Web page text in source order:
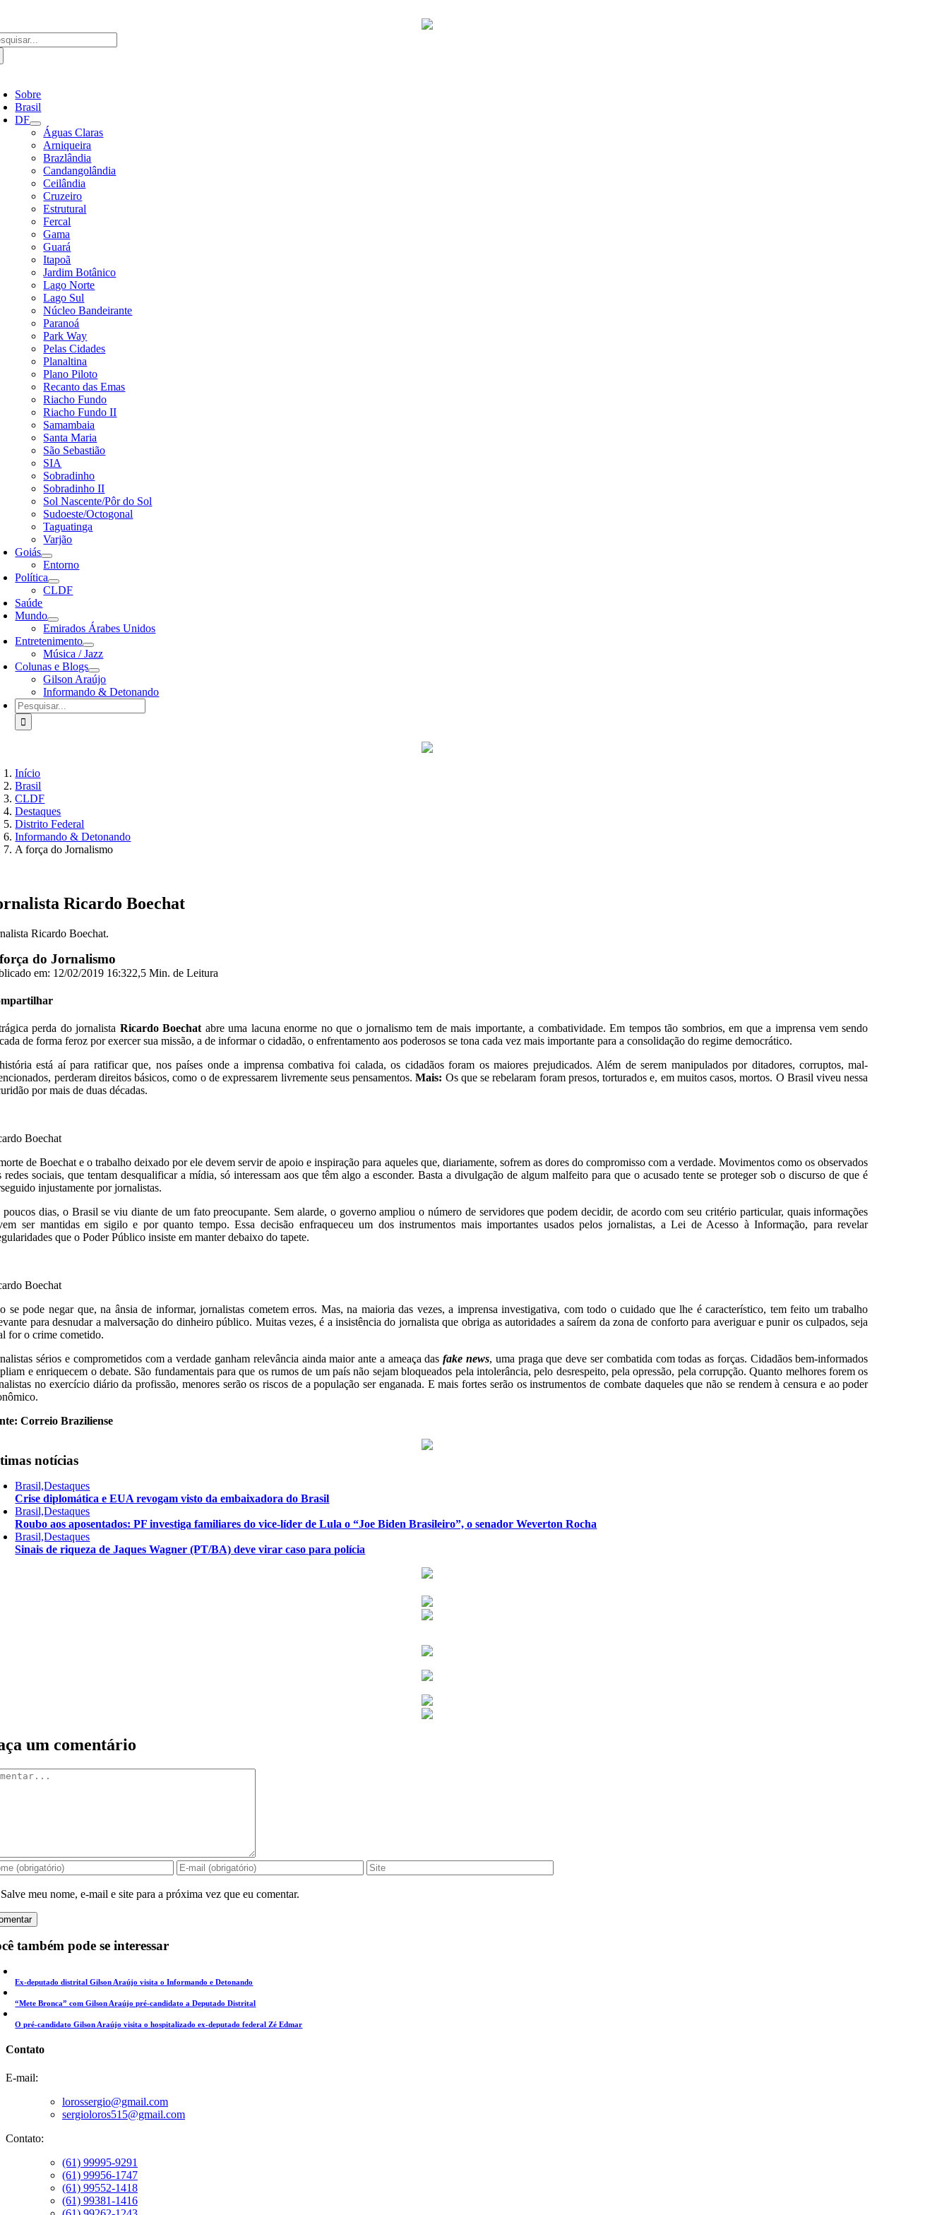
o
conteúdo
Sobre
Brasil
DF
Águas Claras
Arniqueira
Brazlândia
Candangolândia
Ceilândia
Cruzeiro
Estrutural
Fercal
Gama
Guará
Itapoã
Jardim Botânico
Lago Norte
Lago Sul
Núcleo Bandeirante
Paranoá
Park Way
Pelas Cidades
Planaltina
Plano Piloto
Recanto das Emas
Riacho Fundo
Riacho Fundo II
Samambaia
Santa Maria
São Sebastião
SIA
Sobradinho
Sobradinho II
Sol Nascente/Pôr do Sol
Sudoeste/Octogonal
Taguatinga
Varjão
Goiás
Entorno
Política
CLDF
Saúde
Mundo
Emirados Árabes Unidos
Entretenimento
Música / Jazz
Colunas e Blogs
Gilson Araújo
Informando & Detonando
Buscar
resultados
para:
Início
Brasil
CLDF
Destaques
Distrito Federal
Informando & Detonando
A força do Jornalismo
Ricardo Boechat
Ricardo Boechat.
do Jornalismo
em: 12/02/2019 16:322,5 Min. de Leitura
perda do jornalista Ricardo Boechat abre uma lacuna enorme no que o jornalismo tem de mais importante, a combatividade. Em tempos tão sombrios, em que a imprensa vem sendo
de forma feroz por exercer sua missão, a de informar o cidadão, o enfrentamento aos poderosos se tona cada vez mais importante para a consolidação do regime democrático.
está aí para ratificar que, nos países onde a imprensa combativa foi calada, os cidadãos foram os maiores prejudicados. Além de serem manipulados por ditadores, corruptos, mal-
perderam direitos básicos, como o de expressarem livremente seus pensamentos.Mais: Os que se rebelaram foram presos, torturados e, em muitos casos, mortos. O Brasil viveu nessa
por mais de duas décadas.
Boechat
de Boechat e o trabalho deixado por ele devem servir de apoio e inspiração para aqueles que, diariamente, sofrem as dores do compromisso com a verdade. Movimentos como os observados
redes sociais, que tentam desqualificar a mídia, só interessam aos que têm algo a esconder. Basta a divulgação de algum malfeito para que o acusado tente se proteger sob o discurso de que é
injustamente por jornalistas.
poucos dias, o Brasil se viu diante de um fato preocupante. Sem alarde, o governo ampliou o número de servidores que podem decidir, de acordo com seu critério particular, quais informações
ser mantidas em sigilo e por quanto tempo. Essa decisão enfraqueceu um dos instrumentos mais importantes usados pelos jornalistas, a Lei de Acesso à Informação, para revelar
que o Poder Público insiste em manter debaixo do tapete.
Boechat
se pode negar que, na ânsia de informar, jornalistas cometem erros. Mas, na maioria das vezes, a imprensa investigativa, com todo o cuidado que lhe é característico, tem feito um trabalho
para desnudar a malversação do dinheiro público. Muitas vezes, é a insistência do jornalista que obriga as autoridades a saírem da zona de conforto para averiguar e punir os culpados, seja
for o crime cometido.
sérios e comprometidos com a verdade ganham relevância ainda maior ante a ameaça dasfake news, uma praga que deve ser combatida com todas as forças. Cidadãos bem-informados
e enriquecem o debate. São fundamentais para que os rumos de um país não sejam bloqueados pela intolerância, pelo desrespeito, pela opressão, pela corrupção. Quanto melhores forem os
no exercício diário da profissão, menores serão os riscos de a população ser enganada. E mais fortes serão os instrumentos de combate daqueles que não se rendem à censura e ao poder
Correio Braziliense
notícias
Brasil,Destaques
Crise diplomática e EUA revogam visto da embaixadora do Brasil
Brasil,Destaques
Roubo aos aposentados: PF investiga familiares do vice-líder de Lula o “Joe Biden Brasileiro”, o senador Weverton Rocha
Brasil,Destaques
Sinais de riqueza de Jaques Wagner (PT/BA) deve virar caso para polícia
um comentário
Salve meu nome, e-mail e site para a próxima vez que eu comentar.
também pode se interessar
Ex-deputado distrital Gilson Araújo visita o Informando e Detonando
“Mete Bronca” com Gilson Araújo pré-candidato a Deputado Distrital
O pré-candidato Gilson Araújo visita o hospitalizado ex-deputado federal Zé Edmar
Contato
E-mail:
lorossergio@gmail.com
sergioloros515@gmail.com
Contato:
(61) 99995-9291
(61) 99956-1747
(61) 99552-1418
(61) 99381-1416